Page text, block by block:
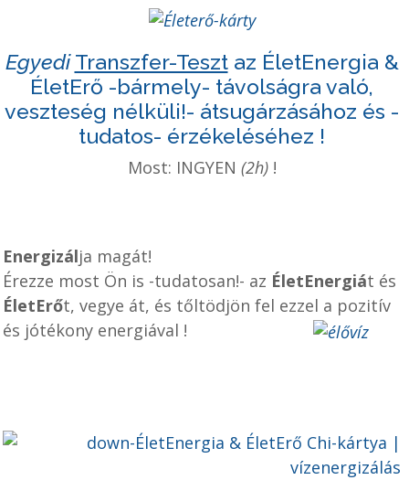
Egyedi Transzfer-Tesztaz ÉletEnergia &
ÉletErő -bármely- távolságra való,
veszteség nélküli!- átsugárzásához és -
tudatos- érzékeléséhez !
Most: INGYEN (2h)!
Energizálja magát!
Érezze most Ön is -tudatosan!- az ÉletEnergiát és
ÉletErőt, vegye át, és tőltödjön fel ezzel a pozitív
és jótékony energiával !